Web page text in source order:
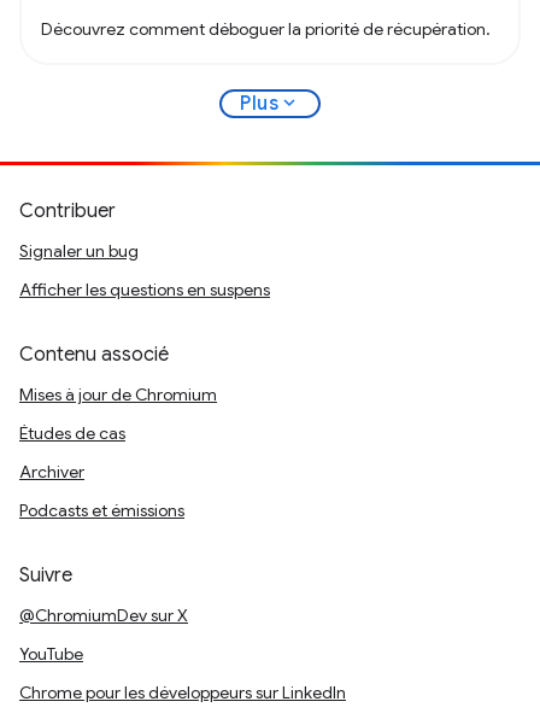
Découvrez comment déboguer la priorité de récupération.
Plus expand_more
Contribuer
Signaler un bug
Afficher les questions en suspens
Contenu associé
Mises à jour de Chromium
Études de cas
Archiver
Podcasts et émissions
Suivre
@ChromiumDev sur X
YouTube
Chrome pour les développeurs sur LinkedIn